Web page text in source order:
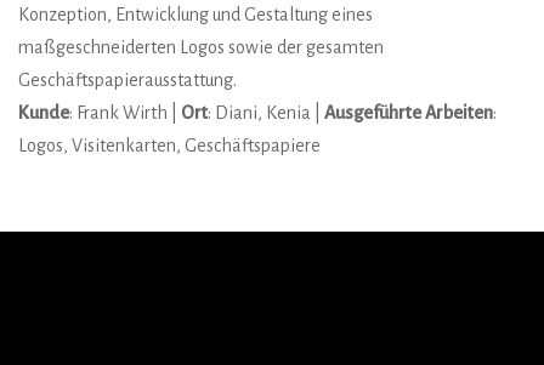
Konzeption, Entwicklung und Gestaltung eines
maßgeschneiderten Logos sowie der gesamten
Geschäftspapierausstattung.
Kunde: Frank Wirth | Ort: Diani, Kenia | Ausgeführte Arbeiten:
Logos, Visitenkarten, Geschäftspapiere